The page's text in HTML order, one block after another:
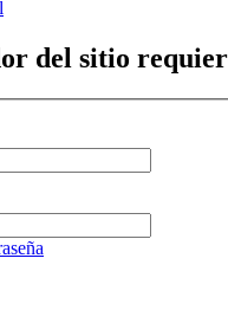
del sitio